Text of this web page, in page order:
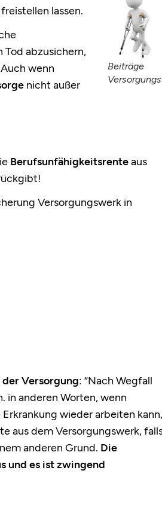
Beiträge
lassen.
Tod abzusichern,
wenn
nicht außer
Berufsunfähigkeitsrenteaus
!
Versorgungswerk in
Versorgung: “Nach Wegfall
in anderen Worten, wenn
wieder arbeiten kann,
aus dem Versorgungswerk,
anderen Grund. Die
und es ist zwingend